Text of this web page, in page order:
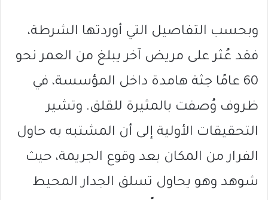
وبحسب التفاصيل التي أوردتها الشرطة،
فقد عُثر على مريض آخر يبلغ من العمر نحو
60 عامًا جثة هامدة داخل المؤسسة، في
ظروف وُصفت بالمثيرة للقلق. وتشير
التحقيقات الأولية إلى أن المشتبه به حاول
الفرار من المكان بعد وقوع الجريمة، حيث
شوهد وهو يحاول تسلق الجدار المحيط